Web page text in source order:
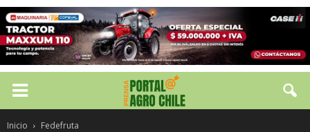
Inicio Fedefruta